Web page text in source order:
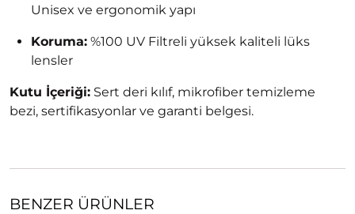
Unisex ve ergonomik yapı
Koruma: %100 UV Filtreli yüksek kaliteli lüks
lensler
Kutu İçeriği: Sert deri kılıf, mikrofiber temizleme
bezi, sertifikasyonlar ve garanti belgesi.
BENZER ÜRÜNLER